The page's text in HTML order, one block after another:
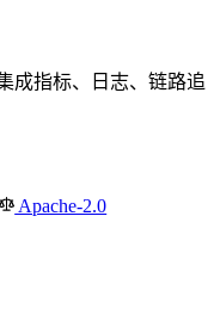
成指标、日志、链路追
Apache-2.0